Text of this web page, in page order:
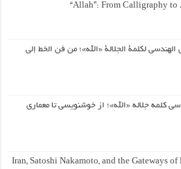
“Allah”: From Calligraphy to
الهندسي لكلمة الجلالة «الله»؛ من فن الخط إلى
کلمه جلاله «الله»؛ از خوشنویسی تا معماری
Iran, Satoshi Nakamoto, and the Gateways of